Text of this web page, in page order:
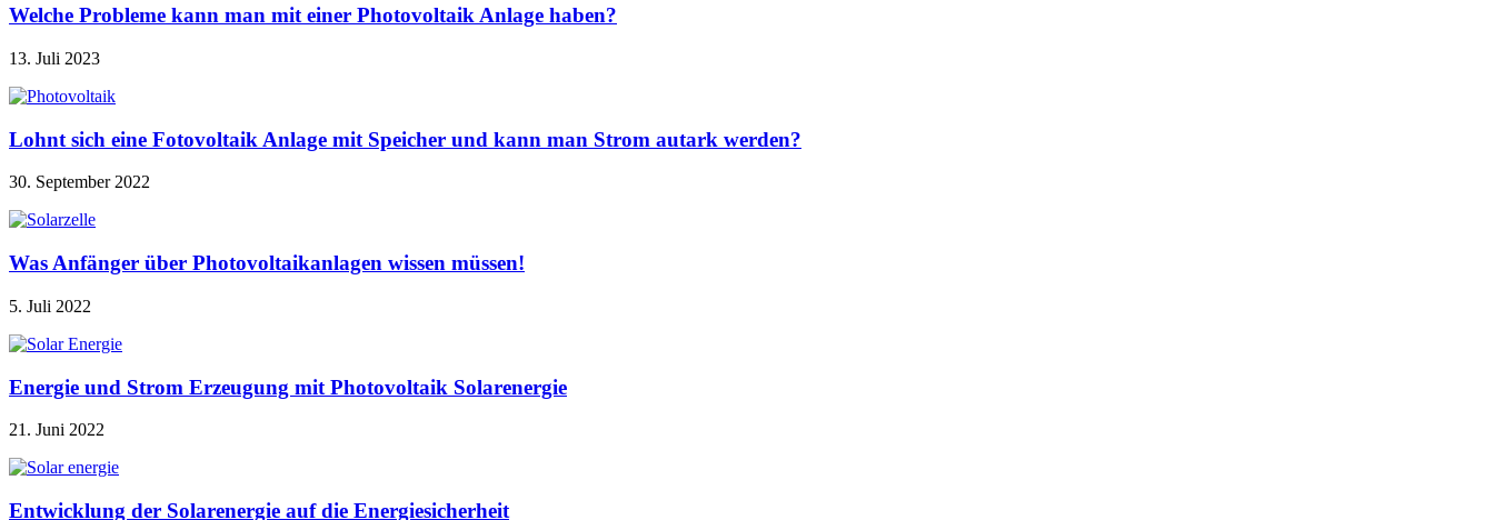
Welche Probleme kann man mit einer Photovoltaik Anlage haben?
13. Juli 2023
Lohnt sich eine Fotovoltaik Anlage mit Speicher und kann man Strom autark werden?
30. September 2022
Was Anfänger über Photovoltaikanlagen wissen müssen!
5. Juli 2022
Energie und Strom Erzeugung mit Photovoltaik Solarenergie
21. Juni 2022
Entwicklung der Solarenergie auf die Energiesicherheit